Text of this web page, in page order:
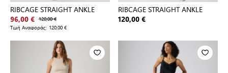
RIBCAGE STRAIGHT ANKLE
96,00 € 120,00 €
Τιμή Αναφοράς: 120,00 €
RIBCAGE STRAIGHT ANKLE
120,00 €